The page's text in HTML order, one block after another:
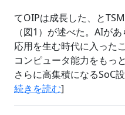
てOIPは成長した、と
（図1）が述べた。AIが
応用を生む時代に入った
コンピュータ能力をもっ
さらに高集積になるSoC
続きを読む]